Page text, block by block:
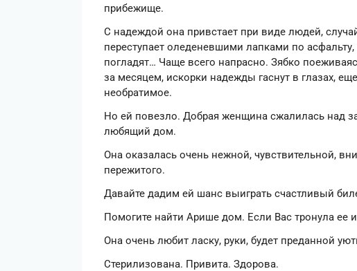
прибежище.
С надеждой она привстает при виде людей,
переступает оледеневшими лапками по
погладят… Чаще всего напрасно. Зябко
за месяцем, искорки надежды гаснут в глазах,
необратимое.
Но ей повезло. Добрая женщина сжалилась над
любящий дом.
Она оказалась очень нежной, чувствительной,
пережитого.
Давайте дадим ей шанс выиграть счастливый
Помогите найти Арише дом. Если Вас тронула ее
Она очень любит ласку, руки, будет преданной
Стерилизована. Привита. Здорова.